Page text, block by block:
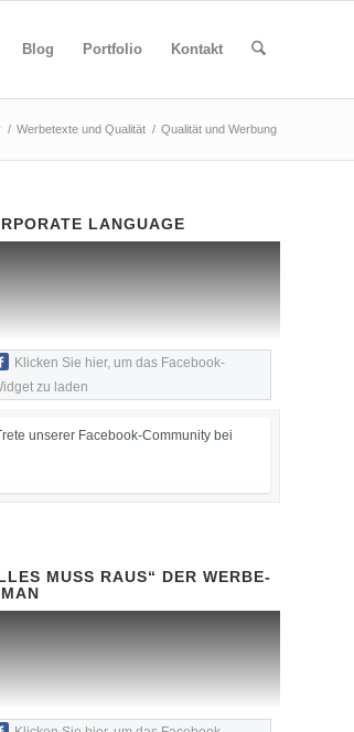
Blog Portfolio Kontakt
/ Werbetexte und Qualität / Qualität und Werbung
LANGUAGE
Klicken Sie hier, um das Facebook-
zu laden
unserer Facebook-Community bei
MUSS RAUS“ DER WERBE-